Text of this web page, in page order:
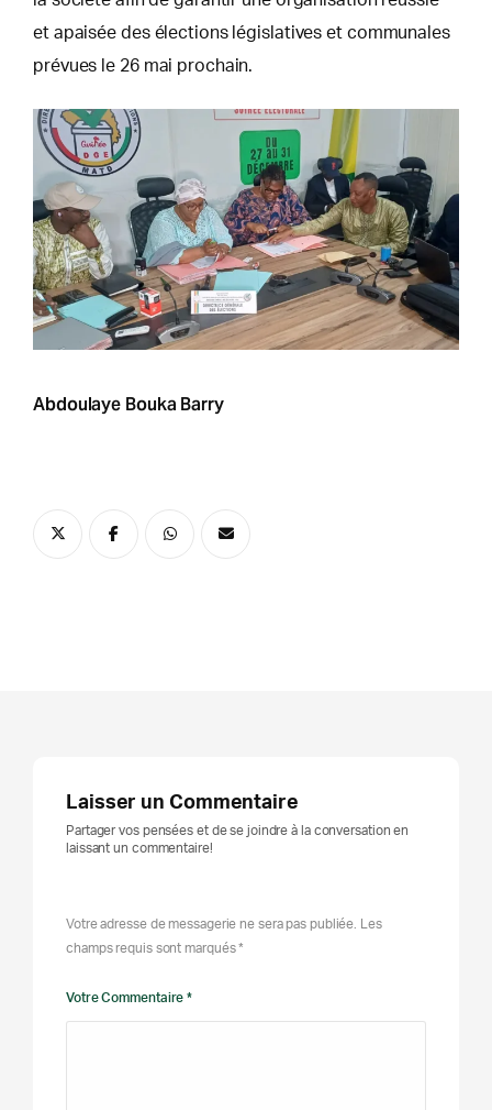
et apaisée des élections législatives et communales
prévues le 26 mai prochain.
Abdoulaye Bouka Barry
Laisser un Commentaire
Partager vos pensées et de se joindre à la conversation en
laissant un commentaire!
Votre adresse de messagerie ne sera pas publiée. Les
champs requis sont marqués *
Votre Commentaire *